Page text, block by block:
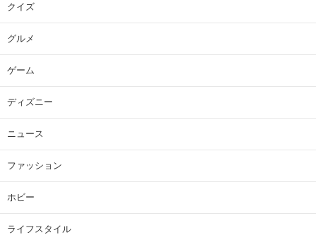
クイズ
グルメ
ゲーム
ディズニー
ニュース
ファッション
ホビー
ライフスタイル